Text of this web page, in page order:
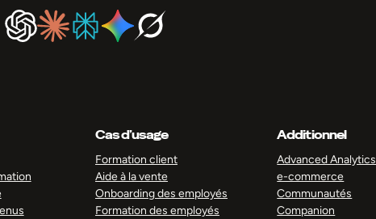
Cas d’usage
Formation client
Aide à la vente
Onboarding des employés
Formation des employés
Additionnel
Advanced Analytics
e-commerce
Communautés
Companion